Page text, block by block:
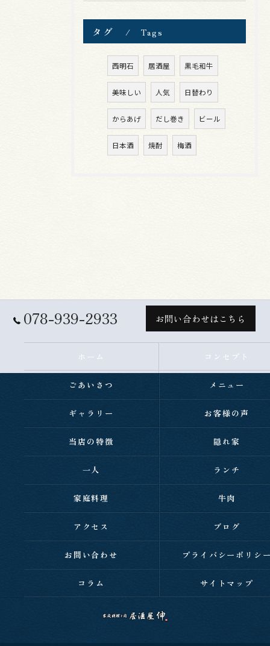
タグ Tags
西明石 居酒屋 黒毛和牛
美味しい 人気 日替わり
からあげ だし巻き ビール
日本酒 焼酎 梅酒
078-939-2933 お問い合わせはこちら
ホーム コンセプト
ごあいさつ メニュー
ギャラリー お客様の声
当店の特徴 隠れ家
一人 ランチ
家庭料理 牛肉
アクセス ブログ
お問い合わせ プライバシーポリシ
コラム サイトマップ